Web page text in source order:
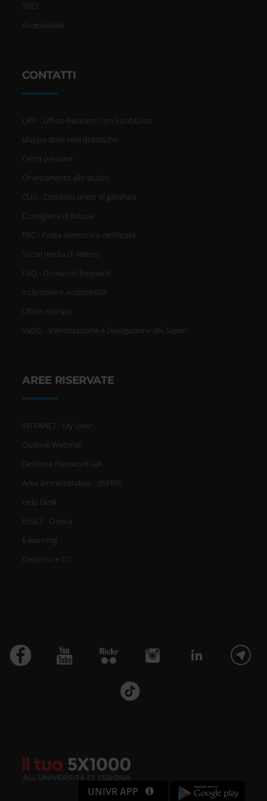
SPID
Accessibilità
CONTATTI
URP - Ufficio Relazioni con il pubblico
Mappa delle sedi didattiche
Cerca persone
Orientamento allo studio
CUG - Comitato unico di garanzia
Consigliera di fiducia
PEC - Posta elettronica certificata
Social media di Ateneo
FAQ - Domande frequenti
Inclusione e accessibilità
Ufficio stampa
VaDiS - Valorizzazione e Divulgazione dei Saperi
AREE RISERVATE
INTRANET - My Univr
Outlook Webmail
Gestione Password GIA
Area amministrativa - dbERW
Help Desk
ESSE3 - Cineca
E-learning
Cedolino e CU
UNIVR APP